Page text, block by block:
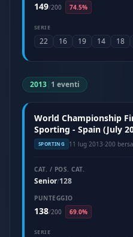
149/200 74.5%
SERIE
22 16 19 14 18
2013| 1 eventi
World Championship
Sporting - Spain (July
SPORTING 11 lug 2013·200
CAT. / POS. CAT.
Senior/128
PUNTEGGIO
138/200 69.0%
SERIE